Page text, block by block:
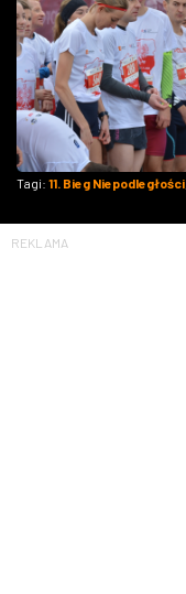
Tagi: 11. Bieg Niepodległości
REKLAMA